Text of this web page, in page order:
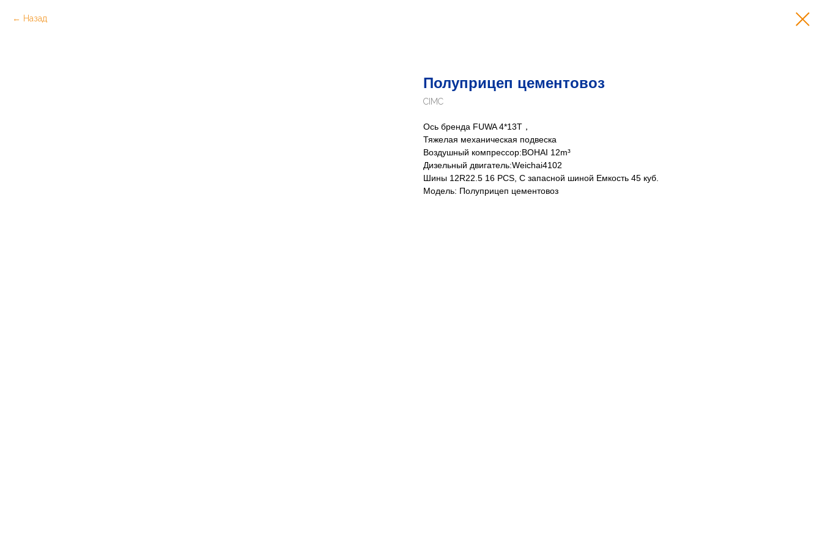
Назад
Полуприцеп цементовоз
CIMC
Ось бренда FUWA 4*13T，
Тяжелая механическая подвеска
Воздушный компрессор:BOHAI 12m³
Дизельный двигатель:Weichai4102
Шины 12R22.5 16 PCS, С запасной шиной Емкость 45 куб.
Модель: Полуприцеп цементовоз